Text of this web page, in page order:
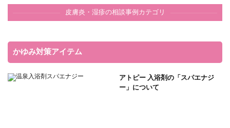
皮膚炎・湿疹の相談事例カテゴリ
かゆみ対策アイテム
アトピー 入浴剤の「スパエナジ
ー」について